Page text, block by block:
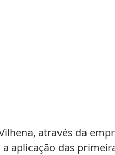
através da
aplicação das